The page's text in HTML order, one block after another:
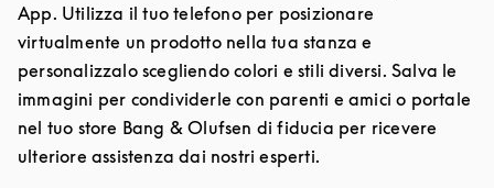
App. Utilizza il tuo telefono per posizionare
virtualmente un prodotto nella tua stanza e
personalizzalo scegliendo colori e stili diversi. Salva le
immagini per condividerle con parenti e amici o portale
nel tuo store Bang & Olufsen di fiducia per ricevere
ulteriore assistenza dai nostri esperti.